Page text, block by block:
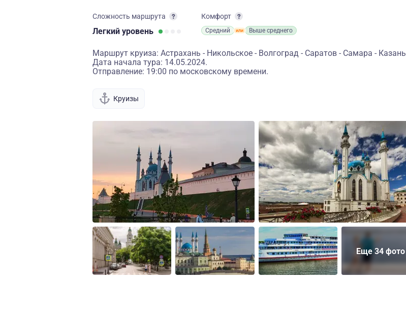
Сложность маршрута
Легкий уровень
Комфорт
Средний Выше среднего
Маршрут круиза: Астрахань - Никольское - Волгоград - Саратов - Самара - Казань
Дата начала тура: 14.05.2024.
Отправление: 19:00 по московскому времени.
Круизы
Еще 34 фото